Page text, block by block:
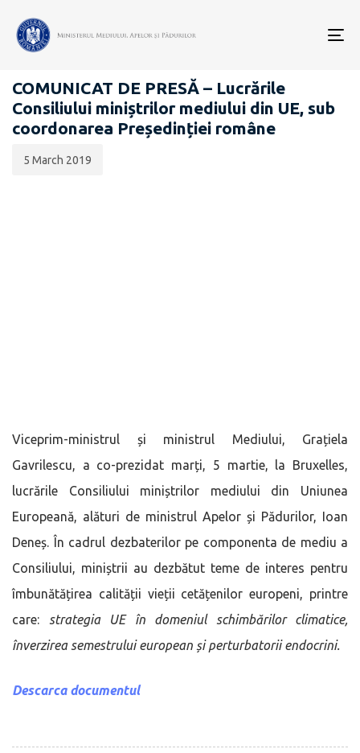
COMUNICATE DE PRESĂ
COMUNICAT DE PRESĂ – Lucrările
Consiliului miniștrilor mediului din UE, sub
coordonarea Președinției române
publicării:
5 March 2019
Viceprim-ministrul și ministrul Mediului, Grațiela
Gavrilescu, a co-prezidat marți, 5 martie, la Bruxelles,
lucrările Consiliului miniștrilor mediului din Uniunea
Europeană, alături de ministrul Apelor și Pădurilor, Ioan
Deneș. În cadrul dezbaterilor pe componenta de mediu a
Consiliului, miniștrii au dezbătut teme de interes pentru
îmbunătățirea calității vieții cetățenilor europeni, printre
care: strategia UE în domeniul schimbărilor climatice,
înverzirea semestrului european și perturbatorii endocrini.
Descarca documentul